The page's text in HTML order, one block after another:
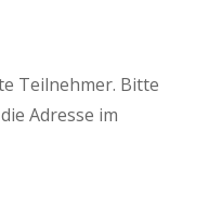
Teilnehmer. Bitte
Adresse im